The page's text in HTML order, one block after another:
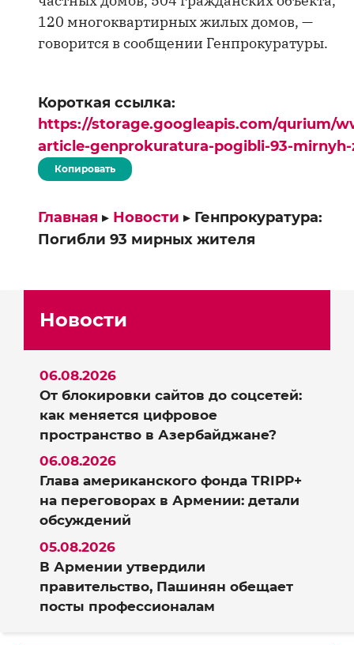
120 многоквартирных жилых домов, —
говорится в сообщении Генпрокуратуры.
Короткая ссылка:
https://storage.googleapis.com/qurium/
article-genprokuratura-pogibli-93-
Копировать
Главная ▸ Новости ▸ Генпрокуратура:
Погибли 93 мирных жителя
Новости
От блокировки сайтов до соцсетей:
как меняется цифровое
пространство в Азербайджане?
06.08.2026
Глава американского фонда TRIPP+
на переговорах в Армении: детали
обсуждений
06.08.2026
В Армении утвердили
правительство, Пашинян обещает
посты профессионалам
05.08.2026